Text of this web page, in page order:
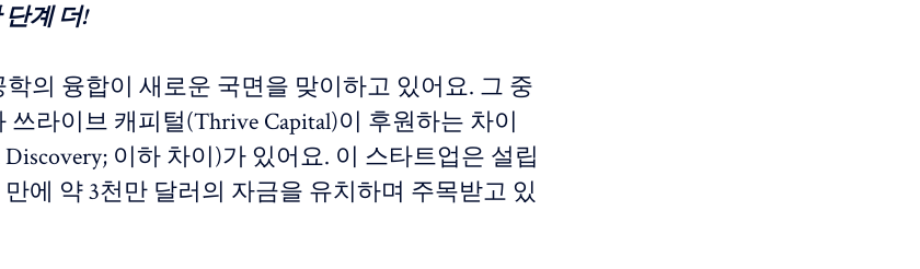
계 더!
의 융합이 새로운 국면을 맞이하고 있어요. 그 중
쓰라이브 캐피털(Thrive Capital)이 후원하는 차이
이하 차이)가 있어요. 이 스타트업은 설립
에 약 3천만 달러의 자금을 유치하며 주목받고 있